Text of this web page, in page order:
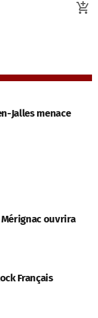
add_shopping_cart
Jalles menace
ouvrira
Français